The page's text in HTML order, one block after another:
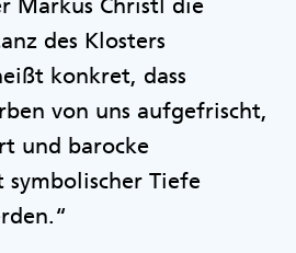
Markus Christl die
des Klosters
konkret, dass
von uns aufgefrischt,
und barocke
Tiefe